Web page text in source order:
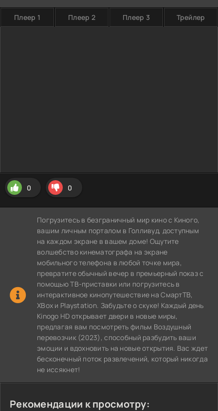
Плеер 1 Плеер 2 Плеер 3 Трейлер
0 0
Погрузитесь в безграничный мир кино с Киного,
вашим личным порталом в Голливуд, доступным
на каждом экране в вашем доме! Ощутите
волшебство кинематографа на экране
мобильного телефона в любой точке мира,
превратите обычный вечер в премьерный показ с
помощью ТВ-приставки или погрузитесь в
интерактивное кинопутешествие на СмартТВ,
XBox и Playstation. Забудьте о скуке! Каждый день
Kinogo HD открывает двери в новые миры,
предлагая вам посмотреть фильм Воздушный
перевозчик (2023), способный разбудить ваши
эмоции и вдохновить на новые открытия. Вас ждет
бесконечный поток развлечений, который никогда
не иссякнет!
Рекомендации к просмотру: